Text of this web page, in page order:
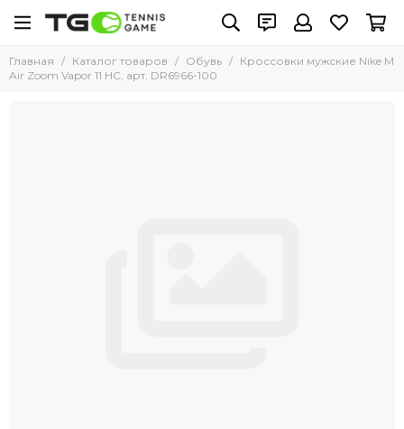
Главная Каталог товаров Обувь
Кроссовки мужские Nike M
Air Zoom Vapor 11 HC, арт. DR6966-100